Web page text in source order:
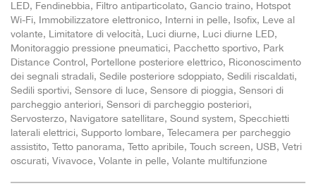
LED, Fendinebbia, Filtro antiparticolato, Gancio traino, Hotspot
Wi-Fi, Immobilizzatore elettronico, Interni in pelle, Isofix, Leve al
volante, Limitatore di velocità, Luci diurne, Luci diurne LED,
Monitoraggio pressione pneumatici, Pacchetto sportivo, Park
Distance Control, Portellone posteriore elettrico, Riconoscimento
dei segnali stradali, Sedile posteriore sdoppiato, Sedili riscaldati,
Sedili sportivi, Sensore di luce, Sensore di pioggia, Sensori di
parcheggio anteriori, Sensori di parcheggio posteriori,
Servosterzo, Navigatore satellitare, Sound system, Specchietti
laterali elettrici, Supporto lombare, Telecamera per parcheggio
assistito, Tetto panorama, Tetto apribile, Touch screen, USB, Vetri
oscurati, Vivavoce, Volante in pelle, Volante multifunzione